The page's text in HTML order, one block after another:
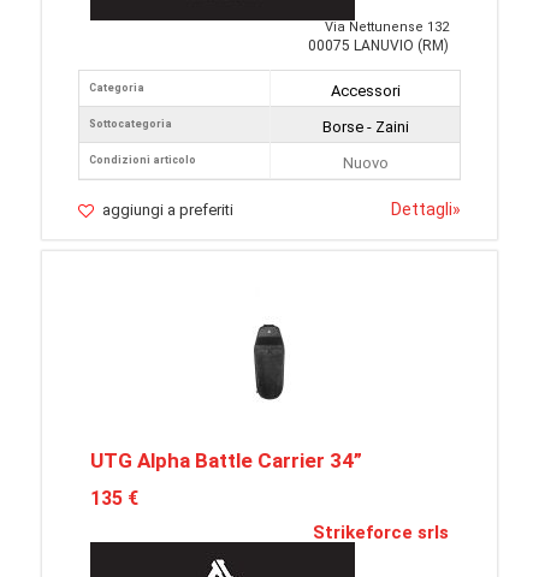
Via Nettunense 132
00075 LANUVIO (RM)
Categoria
Sottocategoria
Condizioni articolo
Accessori
Borse - Zaini
Nuovo
aggiungi a preferiti Dettagli»
UTG Alpha Battle Carrier 34”
135 €
Strikeforce srls